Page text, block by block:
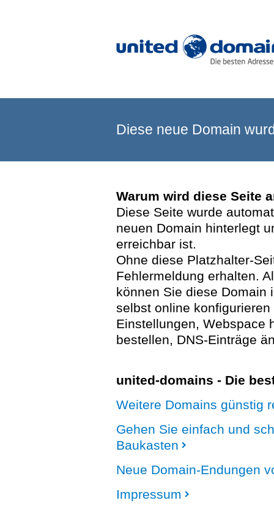
Diese neue Domain
Warum wird diese Seite
Diese Seite wurde
neuen Domain hinterlegt
erreichbar ist.
Ohne diese Platzhalter-
Fehlermeldung erhalten.
können Sie diese Domain
selbst online
Einstellungen, Webspace
bestellen, DNS-Einträge
united-domains - Die
Weitere Domains günstig
Gehen Sie einfach und
Baukasten
Neue Domain-Endungen
Impressum